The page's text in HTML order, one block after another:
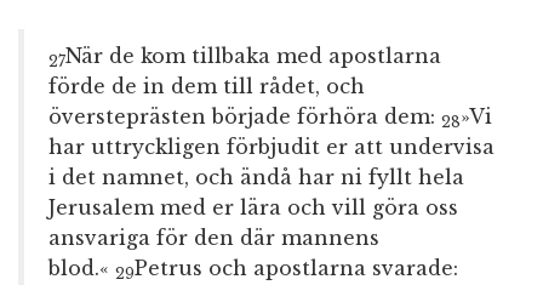
27När de kom tillbaka med apostlarna
förde de in dem till rådet, och
översteprästen började förhöra dem: 28»Vi
har uttryckligen förbjudit er att undervisa
i det namnet, och ändå har ni fyllt hela
Jerusalem med er lära och vill göra oss
ansvariga för den där mannens
blod.« 29Petrus och apostlarna svarade: